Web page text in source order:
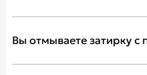
Вы отмываете затирку с